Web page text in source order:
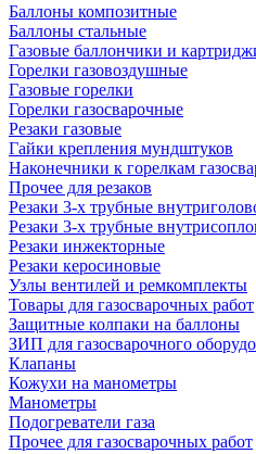
Баллоны композитные
Баллоны стальные
Газовые баллончики и
Горелки газовоздушные
Газовые горелки
Горелки газосварочные
Резаки газовые
Гайки крепления мундштуков
Наконечники к горелкам
Прочее для резаков
Резаки 3-х трубные
Резаки 3-х трубные
Резаки инжекторные
Резаки керосиновые
Узлы вентилей и ремкомплекты
Товары для газосварочных работ
Защитные колпаки на баллоны
ЗИП для газосварочного
Клапаны
Кожухи на манометры
Манометры
Подогреватели газа
Прочее для газосварочных работ